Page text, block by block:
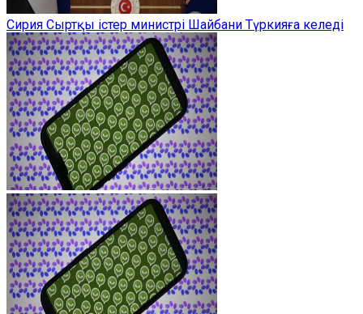
Сирия Сыртқы істер министрі Шайбани Түркияға келеді